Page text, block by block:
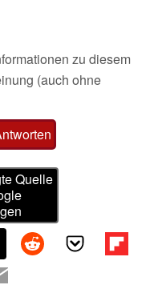
zu diesem
(auch ohne
Quelle